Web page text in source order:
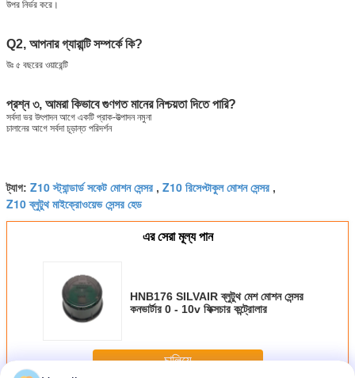
উপর নির্ভর করে।
Q2, আপনার গ্যারান্টি সম্পর্কে কি?
উঃ ৫ বছরের ওয়ারেন্টি
প্রশ্ন ৩, আমরা কিভাবে গুণগত মানের নিশ্চয়তা দিতে পারি?
সর্বদা ভর উৎপাদন আগে একটি প্রাক-উত্পাদন নমুনা
চালানের আগে সর্বদা চূড়ান্ত পরিদর্শন
ট্যাগ: Z10 স্ট্যান্ডার্ড সকেট মোশন সেন্সর , Z10 রিসেপ্টাকুল মোশন সেন্সর ,
Z10 ব্লুটুথ মাইক্রোওয়েভ সেন্সর হেড
এর সেরা মূল্য পান
HNB176 SILVAIR ব্লুটুথ মেশ মোশন সেন্সর
কনভার্টার 0 - 10v ফিক্সচার কন্ট্রোলার
চালিয়ে